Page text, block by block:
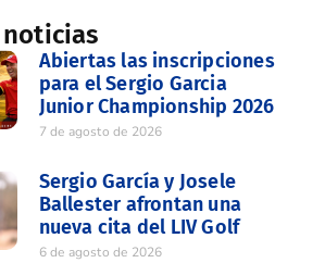
Abiertas las inscripciones
para el Sergio Garcia
Junior Championship 2026
7 de agosto de 2026
Sergio García y Josele
Ballester afrontan una
nueva cita del LIV Golf
6 de agosto de 2026